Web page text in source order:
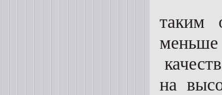
таким
меньше
на